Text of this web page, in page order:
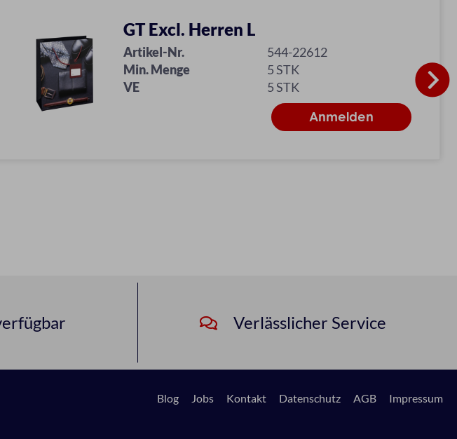
GT Excl. Herren L
Artikel-Nr.
544-22612
Min. Menge
5 STK
VE
5 STK
Verlässlicher Service
Blog Jobs Kontakt Datenschutz AGB Impressum